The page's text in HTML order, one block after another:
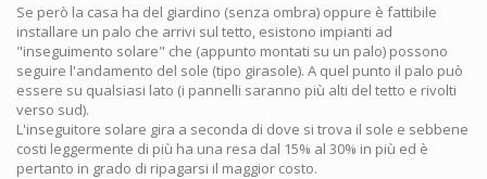
Se però la casa ha del giardino (senza ombra) oppure è fattibile
installare un palo che arrivi sul tetto, esistono impianti ad
"inseguimento solare" che (appunto montati su un palo) possono
seguire l'andamento del sole (tipo girasole). A quel punto il palo può
essere su qualsiasi lato (i pannelli saranno più alti del tetto e rivolti
verso sud).
L'inseguitore solare gira a seconda di dove si trova il sole e sebbene
costi leggermente di più ha una resa dal 15% al 30% in più ed è
pertanto in grado di ripagarsi il maggior costo.